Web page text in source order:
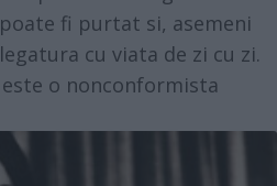
fi purtat si, asemeni
cu viata de zi cu zi.
o nonconformista